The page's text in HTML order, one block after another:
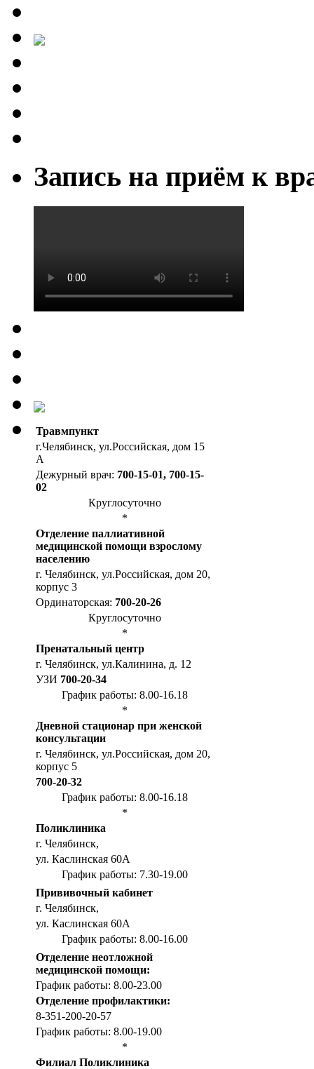
Запись на приём к
Травмпункт
г.Челябинск, ул.Российская, дом 15
А
Дежурный врач: 700-15-01, 700-15-
02
Круглосуточно
*
Отделение паллиативной
медицинской помощи взрослому
населению
г. Челябинск, ул.Российская, дом 20,
корпус 3
Ординаторская: 700-20-26
Круглосуточно
*
Пренатальный центр
г. Челябинск, ул.Калинина, д. 12
УЗИ 700-20-34
График работы: 8.00-16.18
*
Дневной стационар при женской
консультации
г. Челябинск, ул.Российская, дом 20,
корпус 5
700-20-32
График работы: 8.00-16.18
*
Поликлиника
г. Челябинск,
ул. Каслинская 60А
График работы: 7.30-19.00
Прививочный кабинет
г. Челябинск,
ул. Каслинская 60А
График работы: 8.00-16.00
Отделение неотложной
медицинской помощи:
График работы: 8.00-23.00
Отделение профилактики:
8-351-200-20-57
График работы: 8.00-19.00
*
Филиал Поликлиника